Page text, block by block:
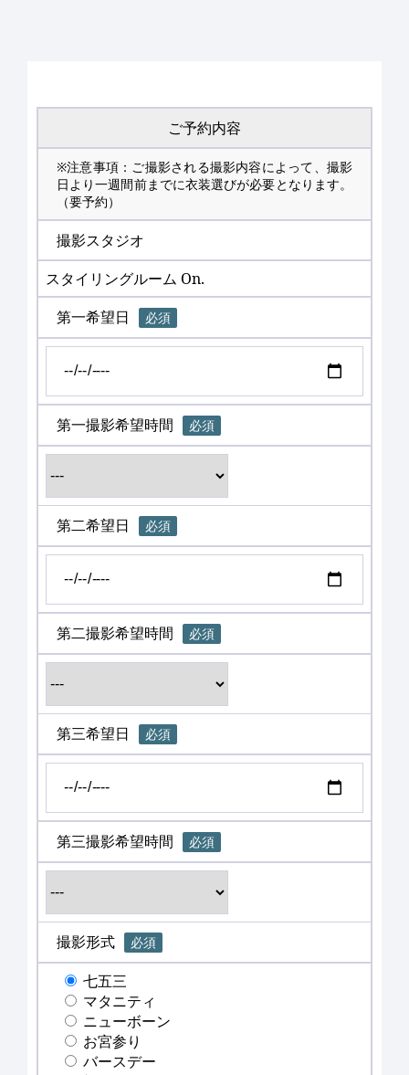
ご予約内容
※注意事項：ご撮影される撮影内容によって、撮影
日より一週間前までに衣装選びが必要となります。
（要予約）
撮影スタジオ
スタイリングルーム On.
第一希望日
必須
第一撮影希望時間 必須
第二希望日 必須
第二撮影希望時間 必須
第三希望日 必須
第三撮影希望時間 必須
撮影形式 必須
七五三
マタニティ
ニューボーン
お宮参り
バースデー